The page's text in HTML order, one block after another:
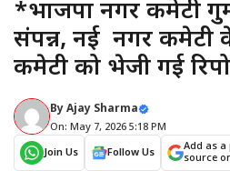
*भाजपा नगर कमेटी
संपन्न, नई नगर कमेटी
कमेटी को भेजी गई
ByAjay Sharma
On: May 7, 2026 5:18 PM
Join Us
Follow Us
Add as a
source